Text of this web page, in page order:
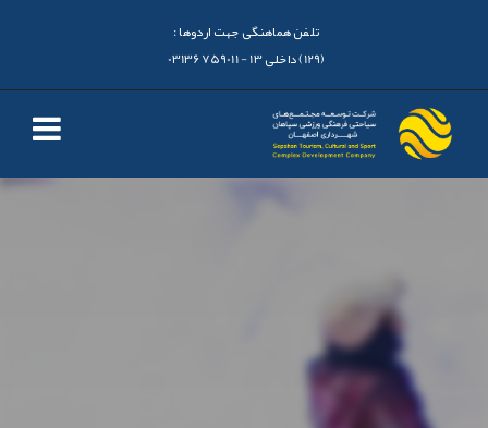
تلفن هماهنگی جهت اردوها :